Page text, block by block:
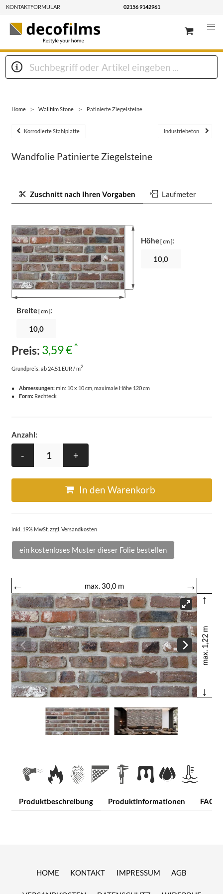
KONTAKTFORMULAR 02156 9142961
Home Wallfilm Stone Patinierte Ziegelsteine
Korrodierte Stahlplatte Industriebeton
Wandfolie Patinierte Ziegelsteine
Zuschnitt nach Ihren Vorgaben Laufmeter
Breite[ cm ]:
Höhe[ cm ]:
Preis: 3,59 € *
Grundpreis: ab 24,51 EUR / m2
Abmessungen:min: 10 x 10 cm, maximale Höhe 120 cm
Form:Rechteck
Anzahl:
- +
In den Warenkorb
inkl. 19% MwSt. zzgl. Versandkosten
ein kostenloses Muster dieser Folie bestellen
← max. 30,0 m
→
↑
max. 1,22 m
↓
Produktbeschreibung Produktinformationen FAQ
HOME KONTAKT IMPRESSUM AGB